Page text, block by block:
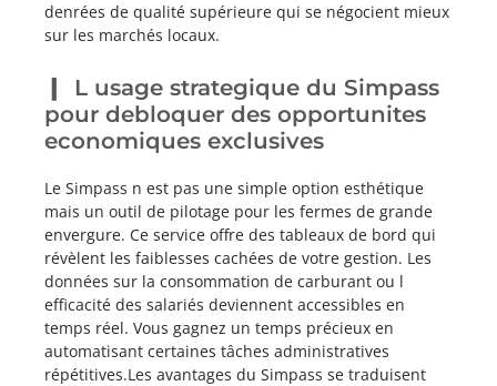
denrées de qualité supérieure qui se négocient mieux
sur les marchés locaux.
L usage strategique du Simpass
pour debloquer des opportunites
economiques exclusives
Le Simpass n est pas une simple option esthétique
mais un outil de pilotage pour les fermes de grande
envergure. Ce service offre des tableaux de bord qui
révèlent les faiblesses cachées de votre gestion. Les
données sur la consommation de carburant ou l
efficacité des salariés deviennent accessibles en
temps réel. Vous gagnez un temps précieux en
automatisant certaines tâches administratives
répétitives.Les avantages du Simpass se traduisent